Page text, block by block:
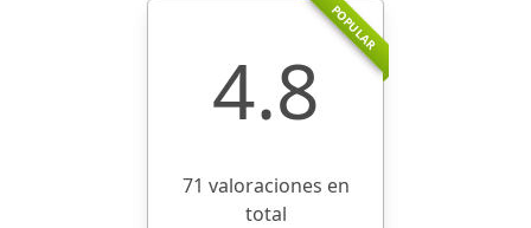
POPULAR
4.8
71 valoraciones en
total